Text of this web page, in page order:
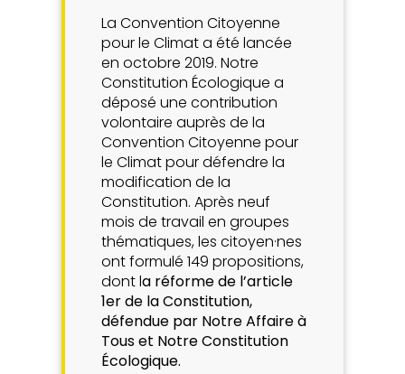
La Convention Citoyenne
pour le Climat a été lancée
en octobre 2019. Notre
Constitution Écologique a
déposé une contribution
volontaire auprès de la
Convention Citoyenne pour
le Climat pour défendre la
modification de la
Constitution. Après neuf
mois de travail en groupes
thématiques, les citoyen·nes
ont formulé 149 propositions,
dont la réforme de l’article
1er de la Constitution,
défendue par Notre Affaire à
Tous et Notre Constitution
Écologique.